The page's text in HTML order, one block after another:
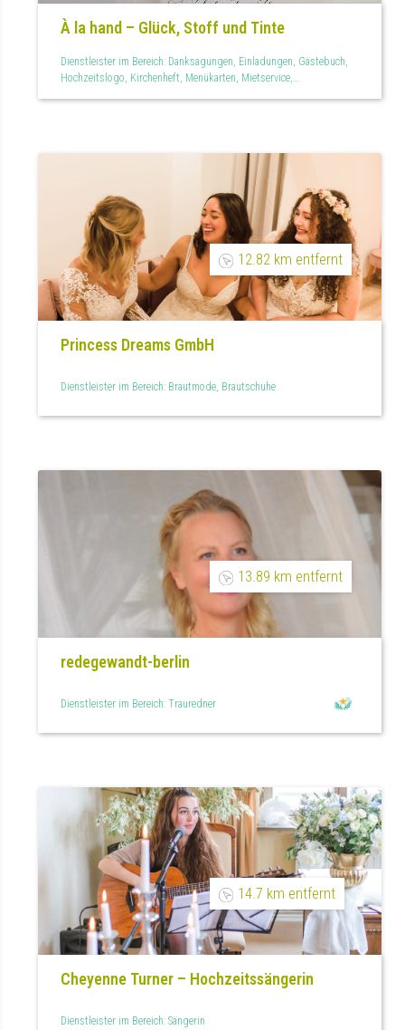
À la hand – Glück, Stoff und Tinte
Dienstleister im Bereich: Danksagungen, Einladungen, Gästebuch,
Hochzeitslogo, Kirchenheft, Menükarten, Mietservice,
12.82 km entfernt
Princess Dreams GmbH
Dienstleister im Bereich: Brautmode, Brautschuhe
13.89 km entfernt
redegewandt-berlin
Dienstleister im Bereich: Trauredner
14.7 km entfernt
Cheyenne Turner – Hochzeitssängerin
Dienstleister im Bereich: Sängerin